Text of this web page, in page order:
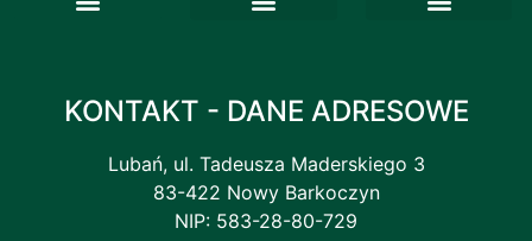
KONTAKT - DANE ADRESOWE
Lubań, ul. Tadeusza Maderskiego 3
83-422 Nowy Barkoczyn
NIP: 583-28-80-729